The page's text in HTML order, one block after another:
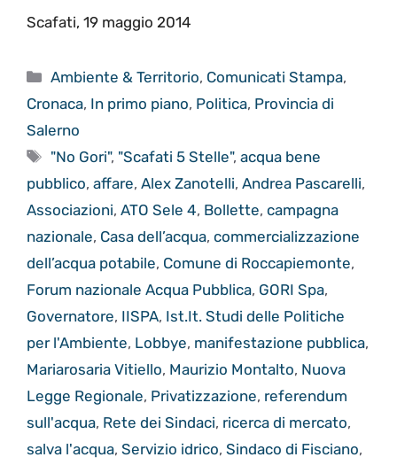
Scafati, 19 maggio 2014
Categorie
Ambiente & Territorio, Comunicati Stampa,
Cronaca, In primo piano, Politica, Provincia di
Salerno
Tag
"No Gori", "Scafati 5 Stelle",acqua bene
pubblico, affare, Alex Zanotelli, Andrea Pascarelli,
Associazioni, ATO Sele 4, Bollette, campagna
nazionale, Casa dell’acqua, commercializzazione
dell’acqua potabile, Comune di Roccapiemonte,
Forum nazionale Acqua Pubblica, GORI Spa,
Governatore, IISPA, Ist.It. Studi delle Politiche
per l'Ambiente, Lobbye, manifestazione pubblica,
Mariarosaria Vitiello, Maurizio Montalto, Nuova
Legge Regionale, Privatizzazione, referendum
sull'acqua, Rete dei Sindaci, ricerca di mercato,
salva l'acqua, Servizio idrico, Sindaco di Fisciano,